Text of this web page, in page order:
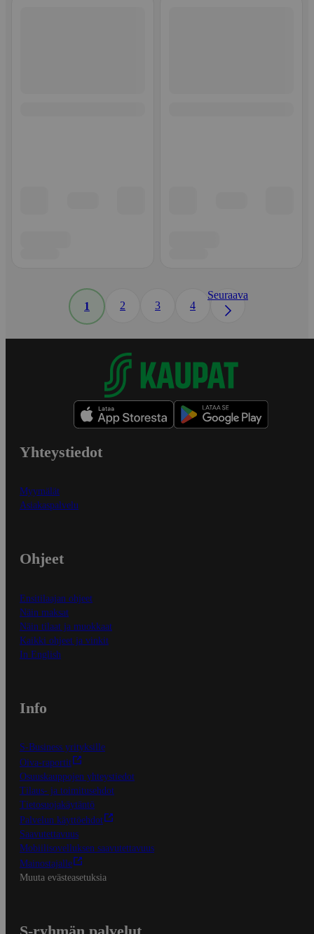
1 2 3 4
Seuraava
Yhteystiedot
Myymälät
Asiakaspalvelu
Ohjeet
Ensitilaajan ohjeet
Näin maksat
Näin tilaat ja muokkaat
Kaikki ohjeet ja vinkit
In English
Info
S-Business yrityksille
Oiva-raportit
Osuuskauppojen yhteystiedot
Tilaus- ja toimitusehdot
Tietosuojakäytäntö
Palvelun käyttöehdot
Saavutettavuus
Mobiilisovelluksen saavutettavuus
Mainostajalle
Muuta evästeasetuksia